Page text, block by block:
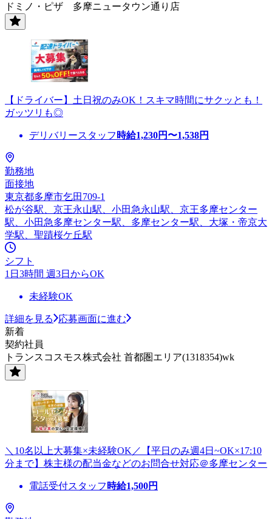
ドミノ・ピザ 多摩ニュータウン通り店
【ドライバー】土日祝のみOK！スキマ時間にサクッとも！
ガッツリも◎
デリバリースタッフ 時給1,230円〜1,538円
勤務地
面接地
東京都多摩市乞田709-1
松が谷駅、京王永山駅、小田急永山駅、京王多摩センター
駅、小田急多摩センター駅、多摩センター駅、大塚・帝京大
学駅、聖蹟桜ケ丘駅
シフト
1日3時間 週3日からOK
未経験OK
詳細を見る
応募画面に進む
新着
契約社員
トランスコスモス株式会社 首都圏エリア(1318354)wk
＼10名以上大募集×未経験OK／【平日のみ週4日~OK×17:10
分まで】株主様の配当金などのお問合せ対応＠多摩センター
電話受付スタッフ 時給1,500円